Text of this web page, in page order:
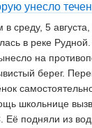
унесло
в среду, 5
в реке
на
берег.
школьнице
Её подняли из